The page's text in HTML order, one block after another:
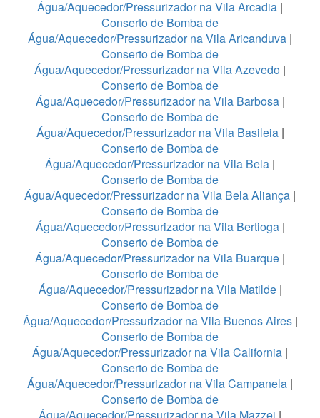
Água/Aquecedor/Pressurizador na Vila Arcadia |
Conserto de Bomba de
Água/Aquecedor/Pressurizador na Vila Aricanduva |
Conserto de Bomba de
Água/Aquecedor/Pressurizador na Vila Azevedo |
Conserto de Bomba de
Água/Aquecedor/Pressurizador na Vila Barbosa|
Conserto de Bomba de
Água/Aquecedor/Pressurizador na Vila Basileia|
Conserto de Bomba de
Água/Aquecedor/Pressurizador na Vila Bela |
Conserto de Bomba de
Água/Aquecedor/Pressurizador na Vila Bela Aliança |
Conserto de Bomba de
Água/Aquecedor/Pressurizador na Vila Bertioga|
Conserto de Bomba de
Água/Aquecedor/Pressurizador na Vila Buarque |
Conserto de Bomba de
Água/Aquecedor/Pressurizador na Vila Matilde|
Conserto de Bomba de
Água/Aquecedor/Pressurizador na Vila Buenos Aires|
Conserto de Bomba de
Água/Aquecedor/Pressurizador na Vila California |
Conserto de Bomba de
Água/Aquecedor/Pressurizador na Vila Campanela |
Conserto de Bomba de